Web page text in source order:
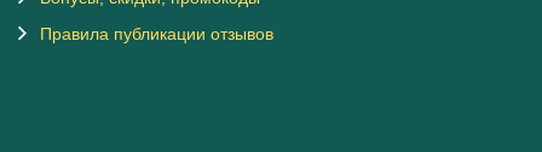
Правила публикации отзывов